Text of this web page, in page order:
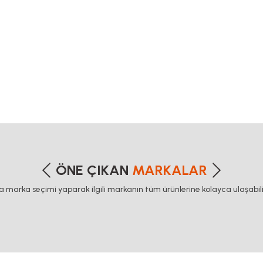
ÖNE ÇIKAN MARKALAR
marka seçimi yaparak ilgili markanın tüm ürünlerine kolayca